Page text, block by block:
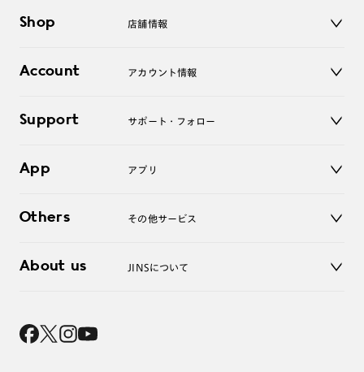
サングラス
コンタクトレンズ
アクセサリー
Shop 店舗情報
オンラインショップ
Account アカウント情報
ログアウト
Support サポート・フォロー
よくあるご質問
お問い合わせ
App アプリ
Others その他サービス
レンズ交換
About us JINSについて
採用情報